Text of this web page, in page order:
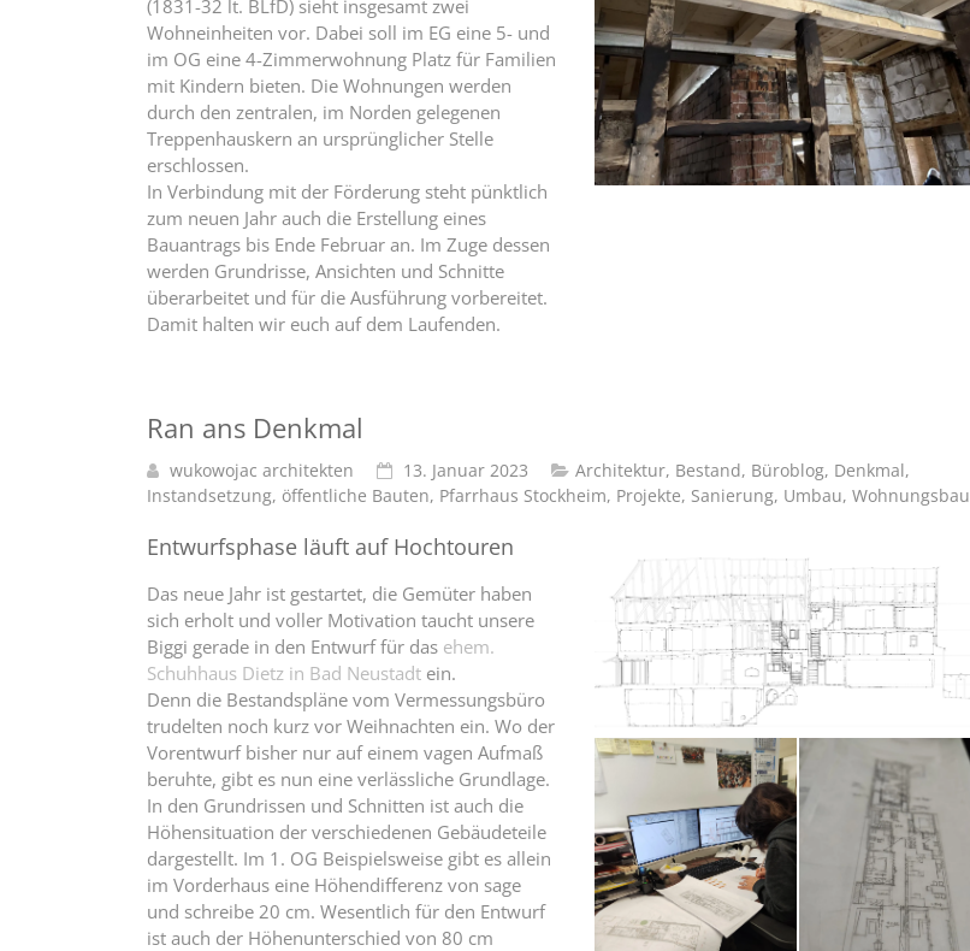
(1831-32 lt. BLfD) sieht insgesamt zwei
Wohneinheiten vor. Dabei soll im EG eine 5- und
im OG eine 4-Zimmerwohnung Platz für Familien
mit Kindern bieten. Die Wohnungen werden
durch den zentralen, im Norden gelegenen
Treppenhauskern an ursprünglicher Stelle
erschlossen.
In Verbindung mit der Förderung steht pünktlich
zum neuen Jahr auch die Erstellung eines
Bauantrags bis Ende Februar an. Im Zuge dessen
werden Grundrisse, Ansichten und Schnitte
überarbeitet und für die Ausführung vorbereitet.
Damit halten wir euch auf dem Laufenden.
Ran ans Denkmal
wukowojac architekten 13. Januar 2023 Architektur, Bestand, Büroblog, Denkmal,
Instandsetzung, öffentliche Bauten, Pfarrhaus Stockheim, Projekte, Sanierung, Umbau, Wohnungsbau
Entwurfsphase läuft auf Hochtouren
Das neue Jahr ist gestartet, die Gemüter haben
sich erholt und voller Motivation taucht unsere
Biggi gerade in den Entwurf für das ehem.
Schuhhaus Dietz in Bad Neustadt ein.
Denn die Bestandspläne vom Vermessungsbüro
trudelten noch kurz vor Weihnachten ein. Wo der
Vorentwurf bisher nur auf einem vagen Aufmaß
beruhte, gibt es nun eine verlässliche Grundlage.
In den Grundrissen und Schnitten ist auch die
Höhensituation der verschiedenen Gebäudeteile
dargestellt. Im 1. OG Beispielsweise gibt es allein
im Vorderhaus eine Höhendifferenz von sage
und schreibe 20 cm. Wesentlich für den Entwurf
ist auch der Höhenunterschied von 80 cm